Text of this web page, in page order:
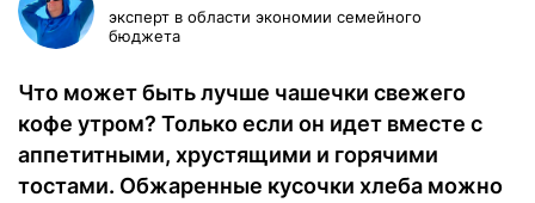
эксперт в области экономии семейного
бюджета
Что может быть лучше чашечки свежего
кофе утром? Только если он идет вместе с
аппетитными, хрустящими и горячими
тостами. Обжаренные кусочки хлеба можно